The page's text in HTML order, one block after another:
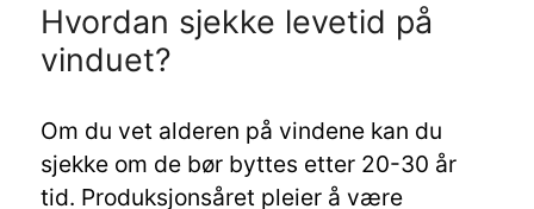
Hvordan sjekke levetid på
vinduet?
Om du vet alderen på vindene kan du
sjekke om de bør byttes etter 20-30 år
tid. Produksjonsåret pleier å være